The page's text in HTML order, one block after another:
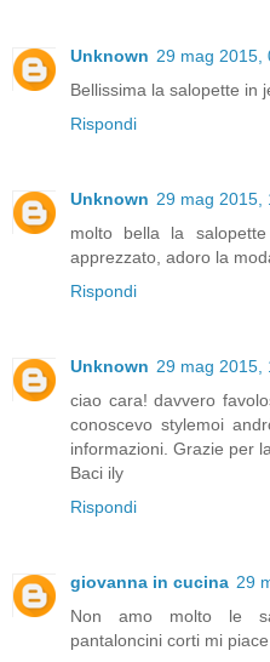
Unknown 29 mag 2015,
Bellissima la salopette in
Rispondi
Unknown 29 mag 2015,
molto bella la
apprezzato, adoro la
Rispondi
Unknown 29 mag 2015,
ciao cara! davvero
conoscevo stylemoi
informazioni. Grazie per
Baci ily
Rispondi
giovanna in cucina 29
Non amo molto le
pantaloncini corti mi